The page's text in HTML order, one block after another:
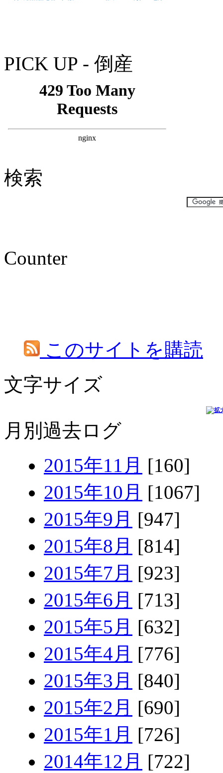
PICK UP - 倒産
検索
Counter
このサイトを購読
文字サイズ
月別過去ログ
2015年11月 [160]
2015年10月 [1067]
2015年9月 [947]
2015年8月 [814]
2015年7月 [923]
2015年6月 [713]
2015年5月 [632]
2015年4月 [776]
2015年3月 [840]
2015年2月 [690]
2015年1月 [726]
2014年12月 [722]